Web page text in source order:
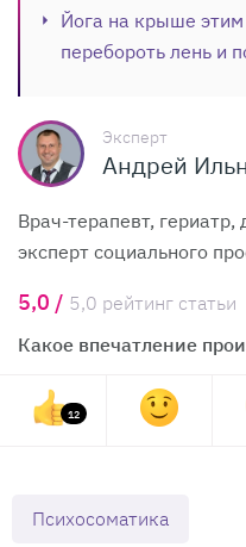
Йога на крыше
перебороть лень и
Эксперт
Андрей
Врач-терапевт,
эксперт социального
5,0 / 5,0 рейтинг статьи
Какое впечатление
12
Психосоматика